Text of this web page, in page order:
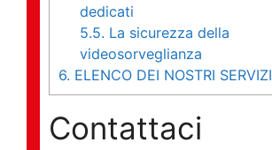
dedicati
5.5. La sicurezza della
videosorveglianza
6. ELENCO DEI NOSTRI SERVIZI
Contattaci